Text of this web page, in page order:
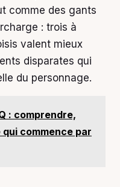
comme des gants
: trois à
valent mieux
disparates qui
du personnage.
: comprendre,
commence par